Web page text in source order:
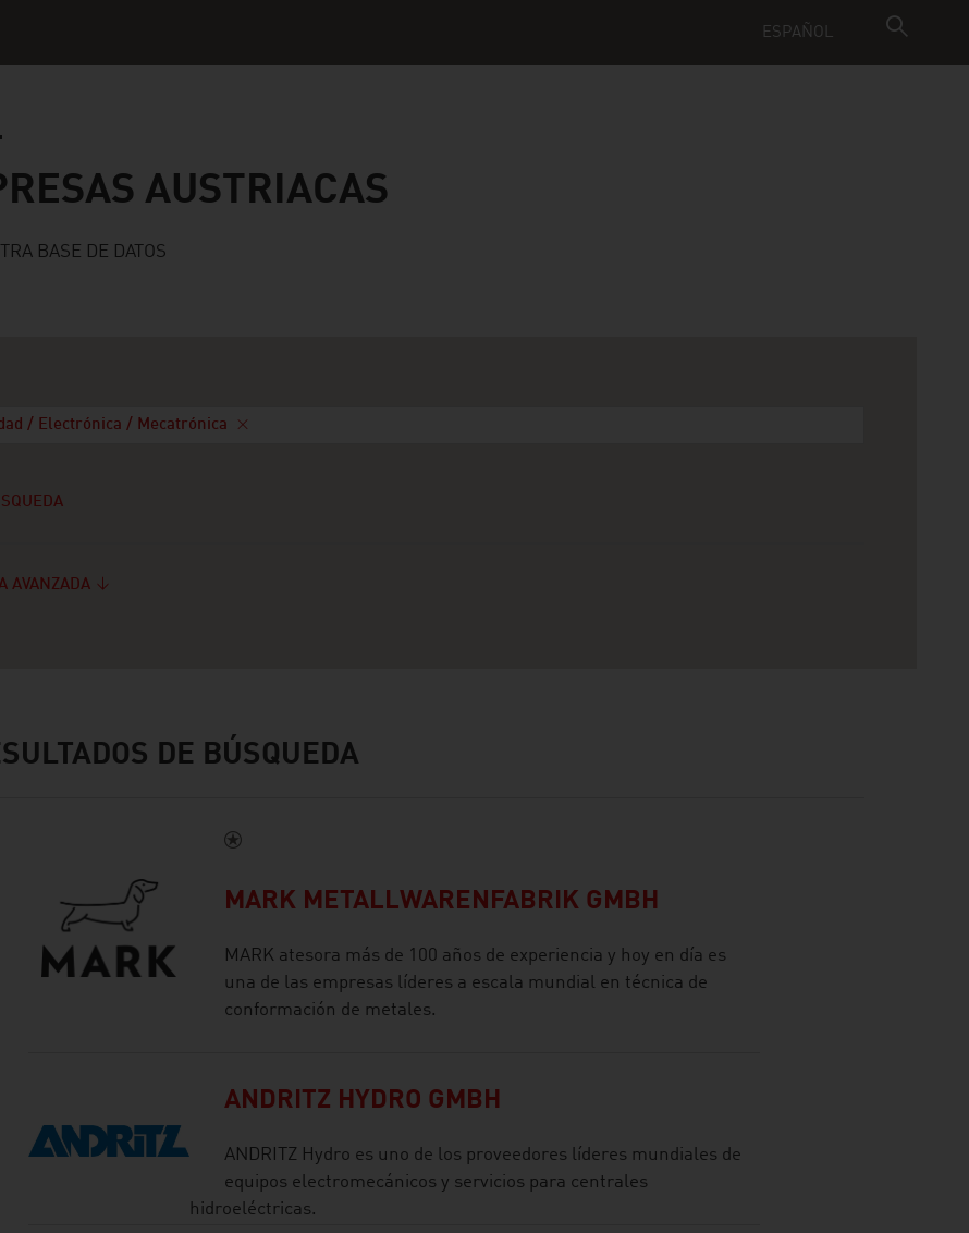
ESPAÑOL
AUSTRIACAS
BASE DE DATOS
/ Electrónica / Mecatrónica
AVANZADA
DE BÚSQUEDA
MARK METALLWARENFABRIK GMBH
MARK atesora más de 100 años de experiencia y hoy en día es
una de las empresas líderes a escala mundial en técnica de
conformación de metales.
ANDRITZ HYDRO GMBH
ANDRITZ Hydro es uno de los proveedores líderes mundiales de
equipos electromecánicos y servicios para centrales
hidroeléctricas.